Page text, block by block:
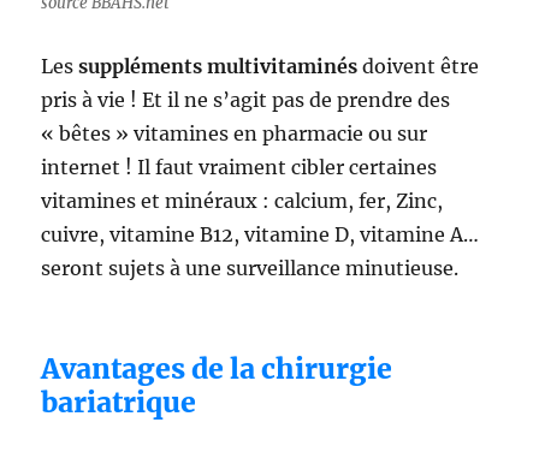
Lessuppléments multivitaminés doivent être
pris à vie ! Et il ne s’agit pas de prendre des
« bêtes » vitamines en pharmacie ou sur
internet ! Il faut vraiment cibler certaines
vitamines et minéraux : calcium, fer, Zinc,
cuivre, vitamine B12, vitamine D, vitamine A…
seront sujets à une surveillance minutieuse.
Avantages de la chirurgie
bariatrique